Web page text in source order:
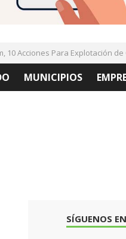
Acciones Para Explotación de
MUNICIPIOS
SÍGUENOS